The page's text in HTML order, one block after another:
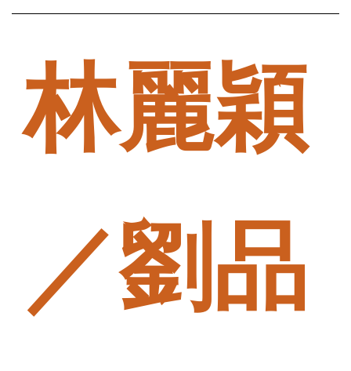
林麗穎
／劉品